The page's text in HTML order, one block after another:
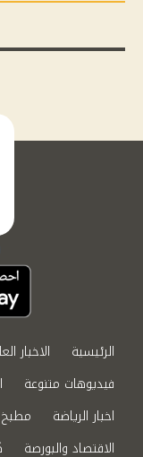
الرئيسية الاخبار
فيديوهات متنوعة
اخبار الرياضة
مطبخ
الاقتصاد والبورصة